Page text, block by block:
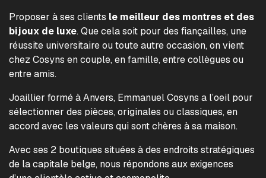
Proposer à ses clients le meilleur des montres et des
bijoux de luxe. Que cela soit pour des fiançailles, une
réussite universitaire ou toute autre occasion, on vient
chez Cosyns en couple, en famille, entre collègues ou
entre amis.
Joaillier formé à Anvers, Emmanuel Cosyns a l’oeil pour
sélectionner des pièces, originales ou classiques, en
accord avec les valeurs qui sont chères à sa maison.
Avec ses 2 boutiques situées à des endroits stratégiques
de la capitale belge, nous répondons aux exigences